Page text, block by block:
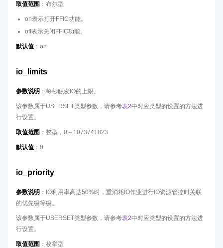
取值范围 ：布尔型
on表示打开FFIC功能。
off表示关闭FFIC功能。
默认值 ：on
io_limits
参数说明 ：每秒触发IO的上限。
该参数属于USERSET类型参数，请参考表2中对应类型的设置的方法进
行设置。
取值范围 ：整型，0～1073741823
默认值 ：0
io_priority
参数说明 ：IO利用率高达50%时，重消耗IO作业进行IO资源管控时关联
的优先级等级。
该参数属于USERSET类型参数，请参考表2中对应类型的设置的方法进
行设置。
取值范围 ：枚举型